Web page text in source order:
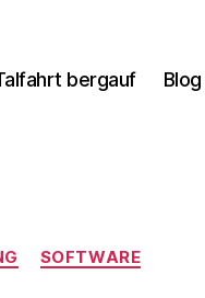
bergauf Blog
SOFTWARE